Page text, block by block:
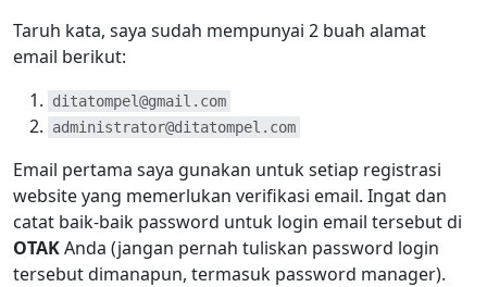
Taruh kata, saya sudah mempunyai 2 buah alamat
email berikut:
ditatompel@gmail.com
administrator@ditatompel.com
Email pertama saya gunakan untuk setiap registrasi
website yang memerlukan verifikasi email. Ingat dan
catat baik-baik password untuk login email tersebut di
OTAKAnda (jangan pernah tuliskan password login
tersebut dimanapun, termasuk password manager).